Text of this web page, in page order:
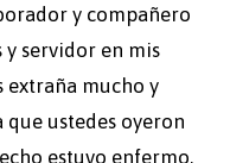
y compañero
y servidor en mis
extraña mucho y
ustedes oyeron
estuvo enfermo,